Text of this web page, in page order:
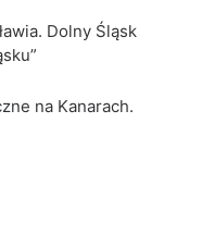
Dolny Śląsk
na Kanarach.